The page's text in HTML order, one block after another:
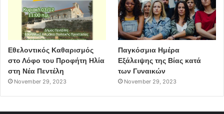
Εθελοντικός Καθαρισμός
στο Λόφο του Προφήτη Ηλία
στη Νέα Πεντέλη
November 29, 2023
Παγκόσμια Ημέρα
Εξάλειψης της Βίας κατά
των Γυναικών
November 29, 2023